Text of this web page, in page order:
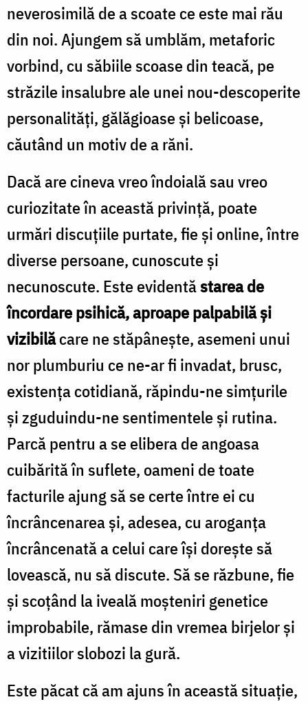
neverosimilă de a scoate ce este mai rău
din noi. Ajungem să umblăm, metaforic
vorbind, cu săbiile scoase din teacă, pe
străzile insalubre ale unei nou-descoperite
personalități, gălăgioase și belicoase,
căutând un motiv de a răni.
Dacă are cineva vreo îndoială sau vreo
curiozitate în această privință, poate
urmări discuțiile purtate, fie și online, între
diverse persoane, cunoscute și
necunoscute. Este evidentăstarea de
încordare psihică, aproape palpabilă și
vizibilăcare ne stăpânește, asemeni unui
nor plumburiu ce ne-ar fi invadat, brusc,
existența cotidiană, răpindu-ne simțurile
și zguduindu-ne sentimentele și rutina.
Parcă pentru a se elibera de angoasa
cuibărită în suflete, oameni de toate
facturile ajung să se certe între ei cu
încrâncenarea și, adesea, cu aroganța
încrâncenată a celui care își dorește să
lovească, nu să discute. Să se răzbune, fie
și scoțând la iveală moșteniri genetice
improbabile, rămase din vremea birjelor și
a vizitiilor slobozi la gură.
Este păcat că am ajuns în această situație,